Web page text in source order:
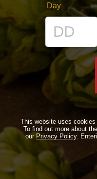
Day
This website uses
To find out more about
our Privacy Policy.
LE BIRRE
BIZZARRE
QUOTIDIANE
ACQUISTA BDB ONLINE